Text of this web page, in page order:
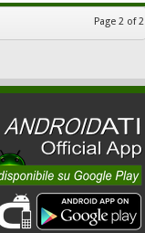
Page 2 of 2